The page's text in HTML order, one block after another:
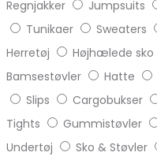
Regnjakker
Jumpsuits
Tunikaer
Sweaters
Herretøj
Højhælede sko
Bamsestøvler
Hatte
Slips
Cargobukser
Tights
Gummistøvler
Undertøj
Sko & Støvler